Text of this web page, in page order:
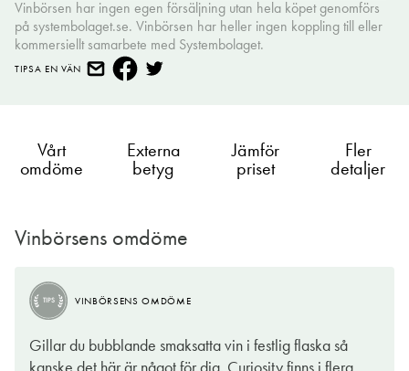
Vinbörsen har ingen egen försäljning utan hela köpet genomförs
på systembolaget.se. Vinbörsen har heller ingen koppling till eller
kommersiellt samarbete med Systembolaget.
TIPSA EN VÄN
Vårt
omdöme
Externa
betyg
Jämför
priset
Fler
detaljer
Vinbörsens omdöme
TIPS VINBÖRSENS OMDÖME
Gillar du bubblande smaksatta vin i festlig flaska så
TIPS VINBÖRSENS OMDÖME
och tropiska noter. Smakmässigt är detta lättsamt, fruktigt och